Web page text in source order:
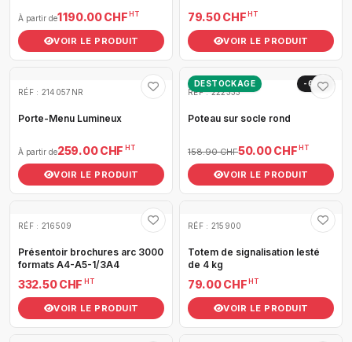
À partir de1 190.00 CHF HT
VOIR LE PRODUIT
79.50 CHF HT
VOIR LE PRODUIT
RÉF : 214057NR
Porte-Menu Lumineux
À partir de259.00 CHF HT
VOIR LE PRODUIT
DESTOCKAGE
-69%
RÉF : 222333
Poteau sur socle rond
158.90 CHF50.00 CHF HT
VOIR LE PRODUIT
RÉF : 216509
Présentoir brochures arc 3000
formats A4-A5-1/3A4
332.50 CHF HT
VOIR LE PRODUIT
RÉF : 215900
Totem de signalisation lesté
de 4 kg
79.00 CHF HT
VOIR LE PRODUIT